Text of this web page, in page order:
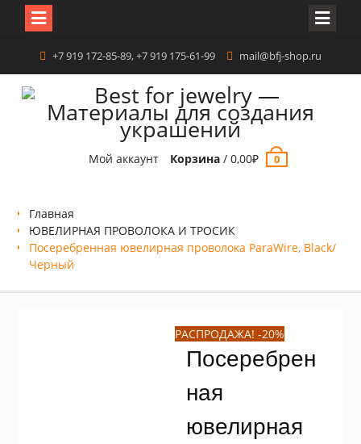
содержимому
+7 919 172-85-89, +7 919 175-61-99 mail@bfj-shop.ru
Мой аккаунт Корзина/ 0,00₽ 0
Главная
ЮВЕЛИРНАЯ ПРОВОЛОКА И ТРОСИК
Посеребренная ювелирная проволока ParaWire, Black/
Черный
РАСПРОДАЖА! -20%
Посеребрен
ная
ювелирная